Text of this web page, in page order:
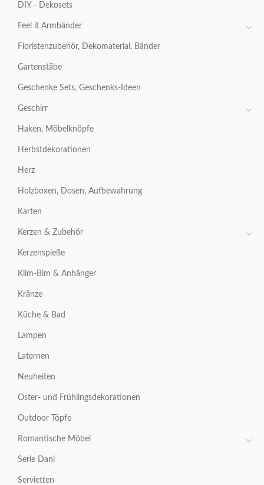
DIY - Dekosets
Feel it Armbänder
Floristenzubehör, Dekomaterial, Bänder
Gartenstäbe
Geschenke Sets, Geschenks-Ideen
Geschirr
Haken, Möbelknöpfe
Herbstdekorationen
Herz
Holzboxen, Dosen, Aufbewahrung
Karten
Kerzen & Zubehör
Kerzenspieße
Klim-Bim & Anhänger
Kränze
Küche & Bad
Lampen
Laternen
Neuheiten
Oster- und Frühlingsdekorationen
Outdoor Töpfe
Romantische Möbel
Serie Dani
Servietten